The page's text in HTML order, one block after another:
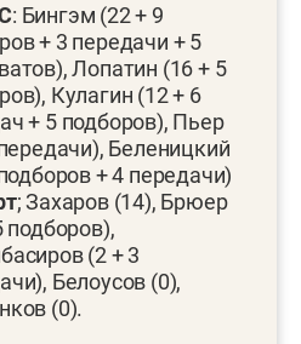
: Бингэм (22 + 9
+ 3 передачи + 5
Лопатин (16 + 5
Кулагин (12 + 6
+ 5 подборов), Пьер
Беленицкий
+ 4 передачи)
; Захаров (14), Брюер
подборов),
(2 + 3
Белоусов (0),
(0).